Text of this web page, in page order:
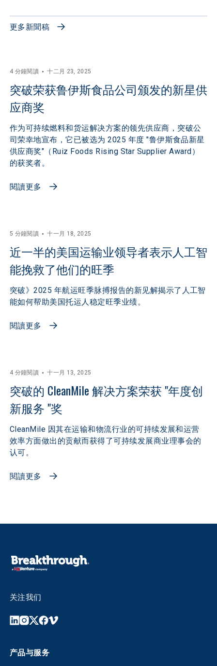
更多新聞稿
4 分鐘閱讀 十二月 23, 2025
突破荣获鲁伊斯食品公司颁发的新星供
应商奖
作为可持续燃料和货运解决方案的领先供应商，突破公
司荣幸地宣布，它已被选为 2025 年度 "鲁伊斯食品新星
供应商奖"（Ruiz Foods Rising Star Supplier Award）
的获奖者。
閱讀更多
5 分鐘閱讀 十一月 18, 2025
近一半的美国运输业领导者表示人工智
能挽救了他们的旺季
突破》2025 年航运旺季脉搏报告的新见解揭示了人工智
能如何帮助美国托运人稳定旺季业绩。
閱讀更多
4 分鐘閱讀 十一月 13, 2025
突破的 CleanMile 解决方案荣获 "年度创
新服务 "奖
CleanMile 因其在运输和物流行业的可持续发展和运营
效率方面做出的贡献而获得了可持续发展商业理事会的
认可。
閱讀更多
关注我们
产品与服务